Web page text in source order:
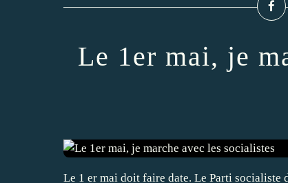
Le 1er mai, je
Le 1 er mai doit faire date. Le Parti socialiste